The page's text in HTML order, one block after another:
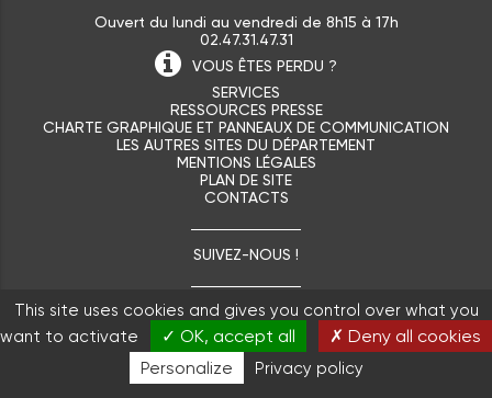
Ouvert du lundi au vendredi de 8h15 à 17h
02.47.31.47.31
VOUS ÊTES PERDU ?
SERVICES
RESSOURCES PRESSE
CHARTE GRAPHIQUE ET PANNEAUX DE COMMUNICATION
LES AUTRES SITES DU DÉPARTEMENT
MENTIONS LÉGALES
PLAN DE SITE
CONTACTS
SUIVEZ-NOUS !
This site uses cookies and gives you control over what you
want to activate
✓ OK, accept all
✗ Deny all cookies
Personalize
Privacy policy